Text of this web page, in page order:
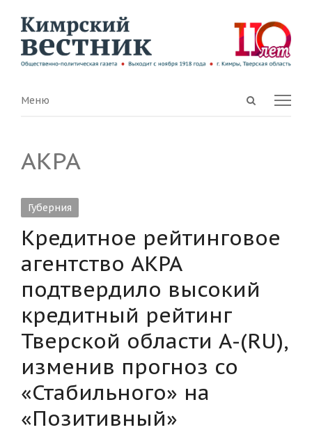
Open
Menu
Меню
АКРА
Губерния
Кредитное рейтинговое
агентство АКРА
подтвердило высокий
кредитный рейтинг
Тверской области А-(RU),
изменив прогноз со
«Стабильного» на
«Позитивный»